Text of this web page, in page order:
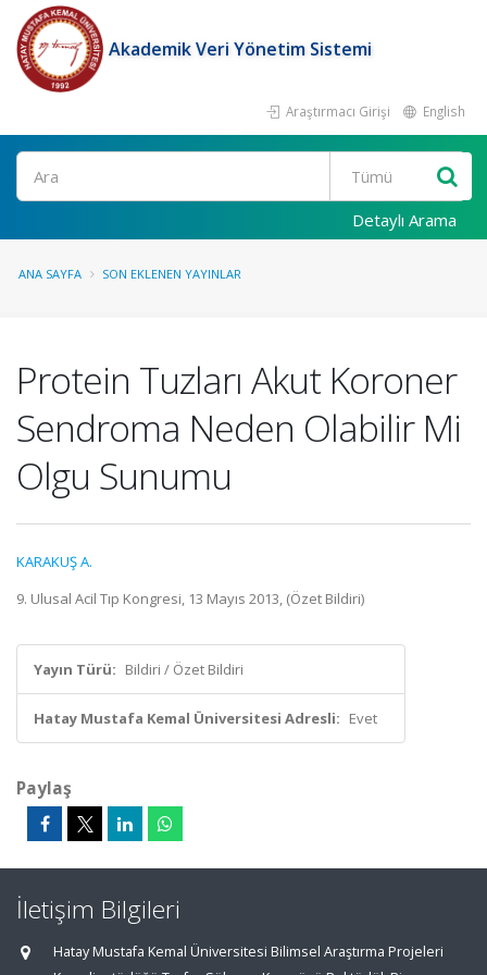
Akademik Veri Yönetim Sistemi
Araştırmacı Girişi English
Ara
Detaylı Arama
ANA SAYFA SON EKLENEN YAYINLAR
Protein Tuzları Akut Koroner
Sendroma Neden Olabilir Mi
Olgu Sunumu
KARAKUŞ A.
9. Ulusal Acil Tıp Kongresi, 13 Mayıs 2013, (Özet Bildiri)
Yayın Türü: Bildiri / Özet Bildiri
Hatay Mustafa Kemal Üniversitesi Adresli: Evet
Paylaş
İletişim Bilgileri
Hatay Mustafa Kemal Üniversitesi Bilimsel Araştırma Projeleri